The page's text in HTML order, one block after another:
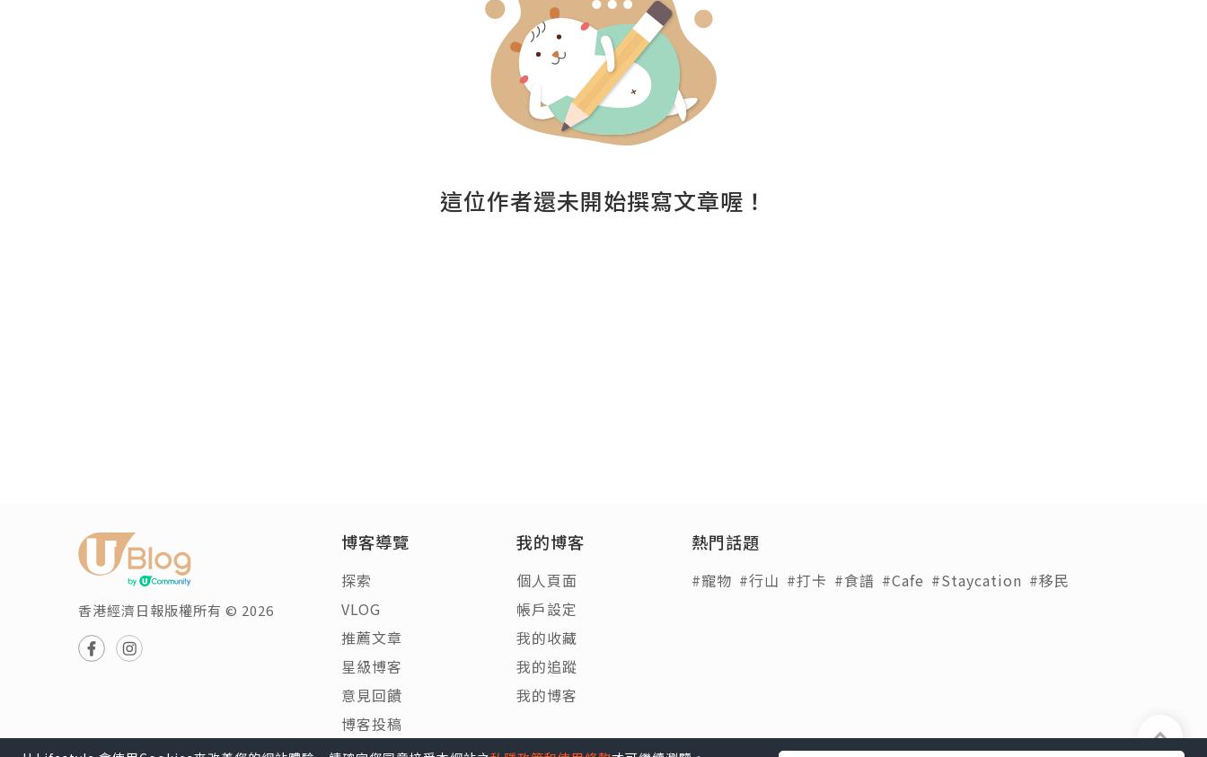
這位作者還未開始撰寫文章喔！
香港經濟日報版權所有 © 2026
博客導覽
探索
VLOG
推薦文章
星級博客
意見回饋
博客投稿
我的博客
個人頁面
帳戶設定
我的收藏
我的追蹤
我的博客
熱門話題
#寵物 #行山 #打卡 #食譜 #Cafe #Staycation #移民